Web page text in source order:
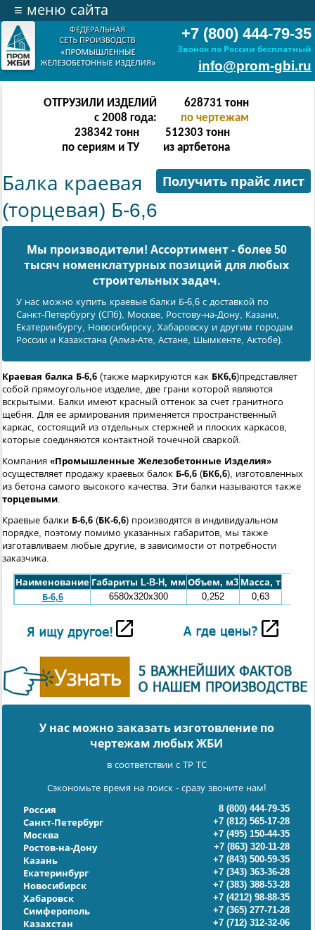
+7 (800) 444-79-35
Звонок по России бесплатный
info@prom-gbi.ru
≡ меню сайта
ОТГРУЗИЛИ ИЗДЕЛИЙ
с 2008 года:
628731 тонн
по чертежам
238342 тонн
по сериям и ТУ
512303 тонн
из артбетона
Получить прайс лист
Балка краевая
(торцевая) Б-6,6
Мы производители! Ассортимент - более 50
тысяч номенклатурных позиций для любых
cтроительных задач.
У нас можно купить краевые балки Б-6,6 с доставкой по
Санкт-Петербургу (СПб), Москве, Ростову-на-Дону, Казани,
Екатеринбургу, Новосибирску, Хабаровску и другим городам
России и Казахстана (Алма-Ате, Астане, Шымкенте, Актобе).
Краевая балка Б-6,6 (также маркируются как БК6,6)представляет
собой прямоугольное изделие, две грани которой являются
вскрытыми. Балки имеют красный оттенок за счет гранитного
щебня. Для ее армирования применяется пространственный
каркас, состоящий из отдельных стержней и плоских каркасов,
которые соединяются контактной точечной сваркой.
Компания «Промышленные Железобетонные Изделия»
осуществляет продажу краевых балок Б-6,6 (БК6,6), изготовленных
из бетона самого высокого качества. Эти балки называются также
торцевыми.
Краевые балки Б-6,6 (БК-6,6) производятся в индивидуальном
порядке, поэтому помимо указанных габаритов, мы также
изготавливаем любые другие, в зависимости от потребности
заказчика.
Наименование Габариты L-B-H, мм Объем, м3 Масса, т
Б-6,6
6580x320x300 0,252 0,63
У нас можно заказать изготовление по
чертежам любых ЖБИ
в соответствии с ТР ТС
Сэкономьте время на поиск - сразу звоните нам!
Россия
8 (800) 444-79-35
Санкт-Петербург
+7 (812) 565-17-28
Москва
+7 (495) 150-44-35
Ростов-на-Дону
+7 (863) 320-11-28
Казань
+7 (843) 500-59-35
Екатеринбург
+7 (343) 363-36-28
Новосибирск
+7 (383) 388-53-28
Хабаровск
+7 (4212) 98-88-35
Симферополь
+7 (365) 277-71-28
Казахстан
+7 (712) 312-32-06